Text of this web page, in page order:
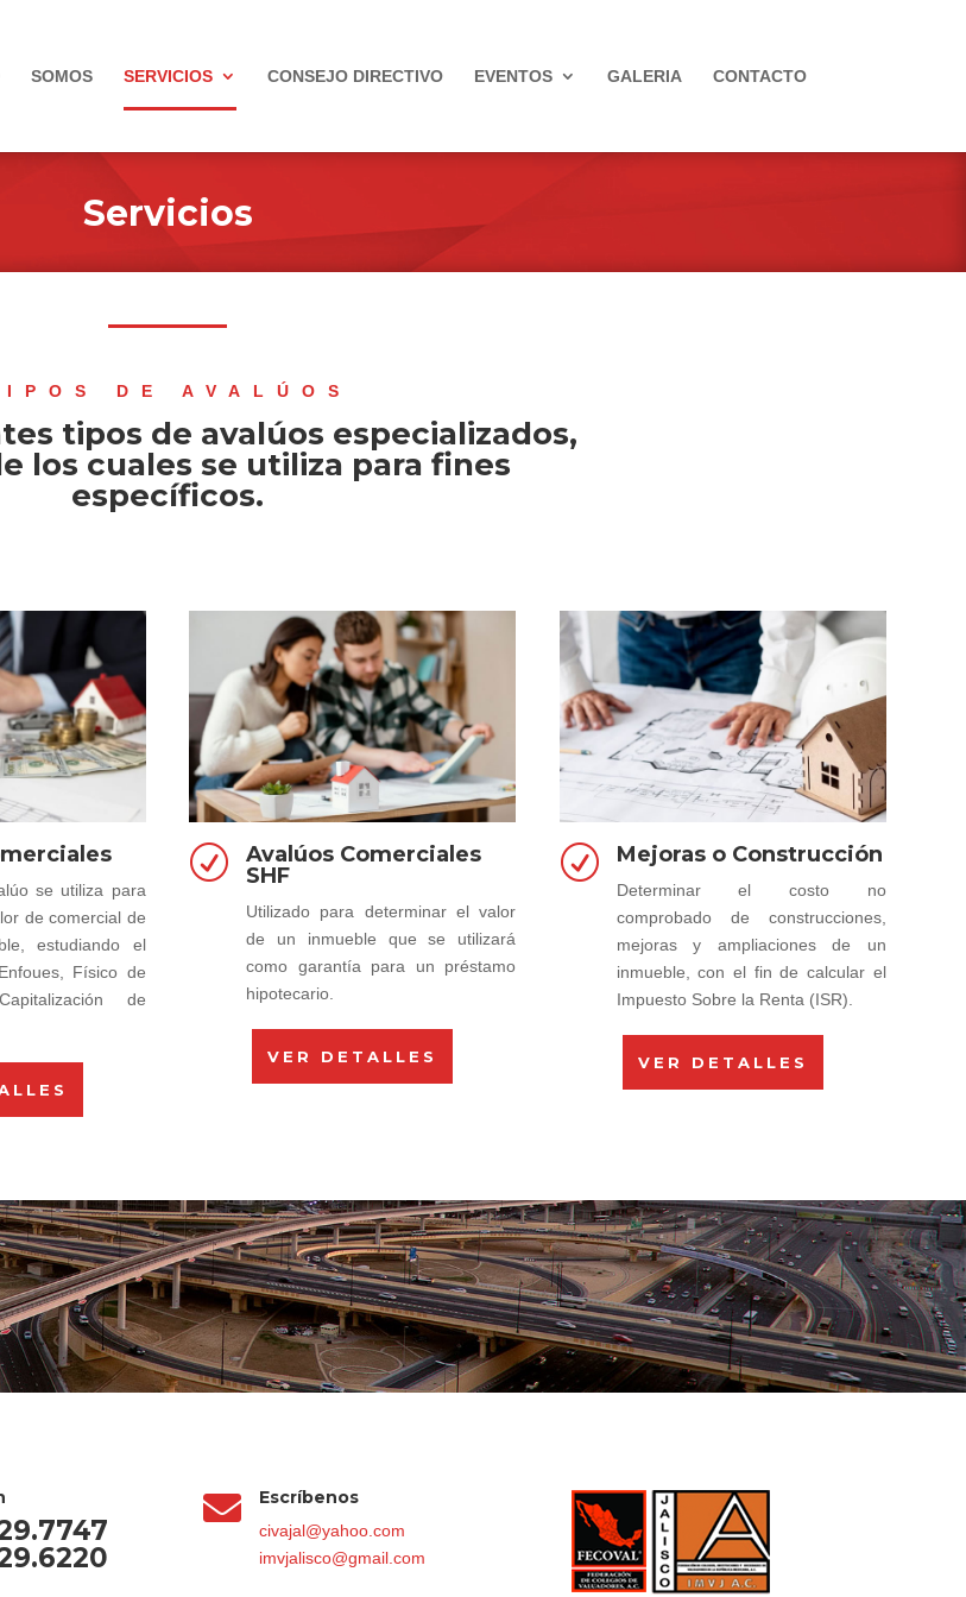
SOMOS SERVICIOS CONSEJO DIRECTIVO EVENTOS GALERIA CONTACTO
Servicios
DE AVALÚOS
tipos de avalúos especializados,
los cuales se utiliza para fines
específicos.
se utiliza para
de comercial de
estudiando el
Físico de
de
R
Avalúos Comerciales
SHF
Utilizado para determinar el valor
de un inmueble que se utilizará
como garantía para un préstamo
hipotecario.
VER DETALLES
R Mejoras o Construcción
Determinar el costo no
comprobado de construcciones,
mejoras y ampliaciones de un
inmueble, con el fin de calcular el
Impuesto Sobre la Renta (ISR).
VER DETALLES
 Escríbenos
civajal@yahoo.com
imvjalisco@gmail.com